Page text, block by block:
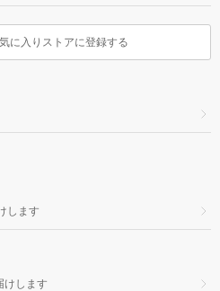
に入りストアに登録する
します
けします